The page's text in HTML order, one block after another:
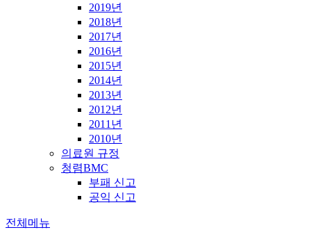
2019년
2018년
2017년
2016년
2015년
2014년
2013년
2012년
2011년
2010년
의료원 규정
청렴BMC
부패 신고
공익 신고
전체메뉴